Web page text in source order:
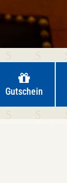
Gutschein